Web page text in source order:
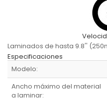
Laminados de hasta 9.8''
Especificaciones
Modelo:
Ancho máximo del material
a laminar: